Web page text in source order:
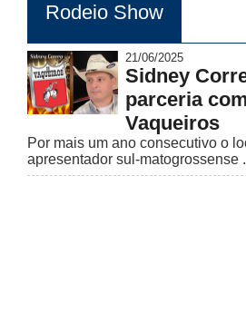
Rodeio Show
21/06/2025
Sidney
parceria
Vaqueiros
Por mais um ano consecutivo o
apresentador sul-matogrossense